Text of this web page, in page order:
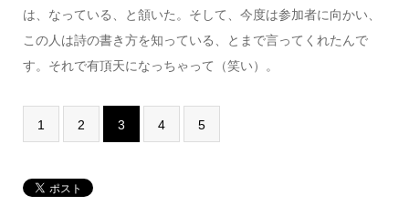
は、なっている、と頷いた。そして、今度は参加者に向かい、
この人は詩の書き方を知っている、とまで言ってくれたんで
す。それで有頂天になっちゃって（笑い）。
1 2 3 4 5